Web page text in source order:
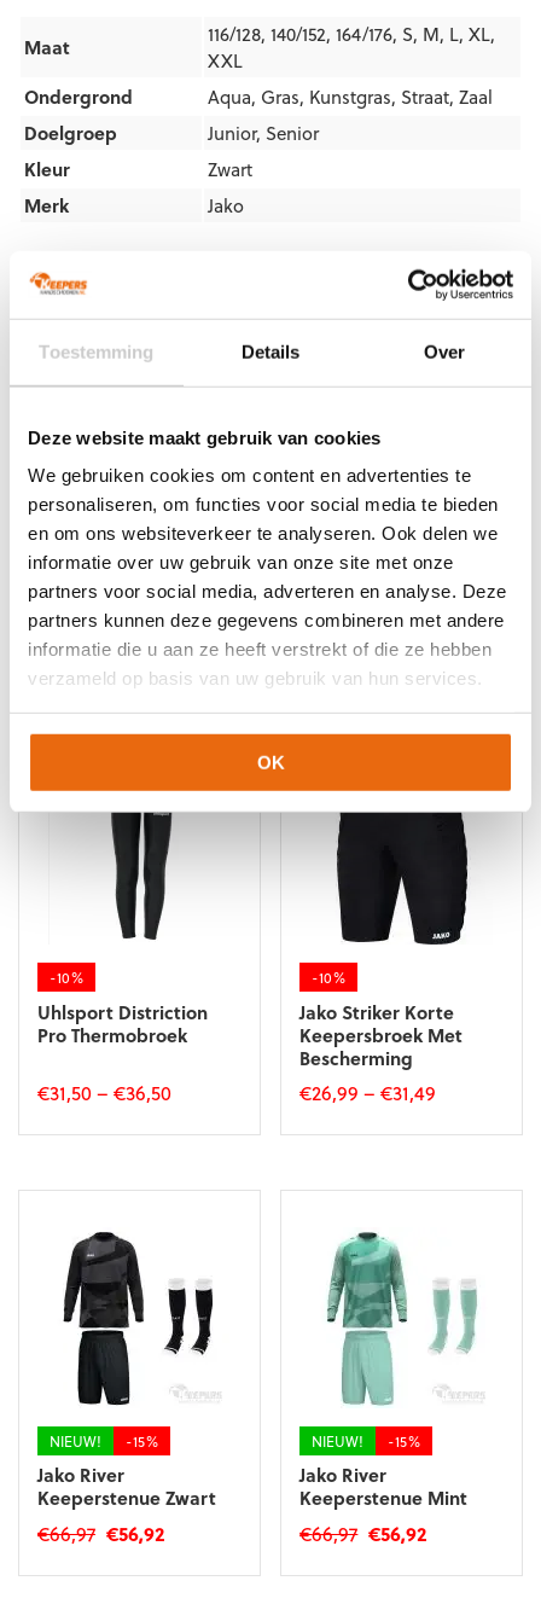
Toestemming Details Over
Deze website maakt gebruik van cookies
We gebruiken cookies om content en advertenties te
personaliseren, om functies voor social media te bieden
en om ons websiteverkeer te analyseren. Ook delen we
informatie over uw gebruik van onze site met onze
partners voor social media, adverteren en analyse. Deze
partners kunnen deze gegevens combineren met andere
informatie die u aan ze heeft verstrekt of die ze hebben
verzameld op basis van uw gebruik van hun services.
OK
Artikelnummers
4059562380729
Maat: 164/176
4059562380705
Maat: S
4059562380682
Maat: L
4059562380712
Maat: XL
4059562380736
Maat: XXL
Let op!Houd rekening met 1-2 werkdagen extra levertijd
Artikelnummer:6455-08Categorieën:Jako keeperskleding
Junior Thermobroeken,Junior Thermoshirts,Keeper
onderkleding,Keeperskleding ,Kinderen,Nieuw, Senior
Onderkleding,Senior Thermokleding,Senior Thermoshirts
Thermokleding
Maat
116/128, 140/152, 164/176, S, M, L, XL,
XXL
Ondergrond
Aqua, Gras, Kunstgras, Straat, Zaal
Doelgroep
Junior, Senior
Kleur
Zwart
Merk
Jako
Gerelateerde producten
-10%
Uhlsport Distriction
Pro Thermobroek
€31,50– €36,50
Dit
variaties.
Deze
optie
kan
gekozen
worden
de
productpagina
-10%
Jako Striker Korte
Keepersbroek Met
Bescherming
€26,99 –€31,49
Dit
variaties.
Deze
optie
kan
gekozen
worden
de
productpagina
NIEUW! -15%
Jako River
Keeperstenue Zwart
€66,97 Oorspronkelijke
€56,92Huidige
Dit
NIEUW! -15%
Jako River
Keeperstenue Mint
€66,97 Oorspronkelijke
€56,92Huidige
Dit